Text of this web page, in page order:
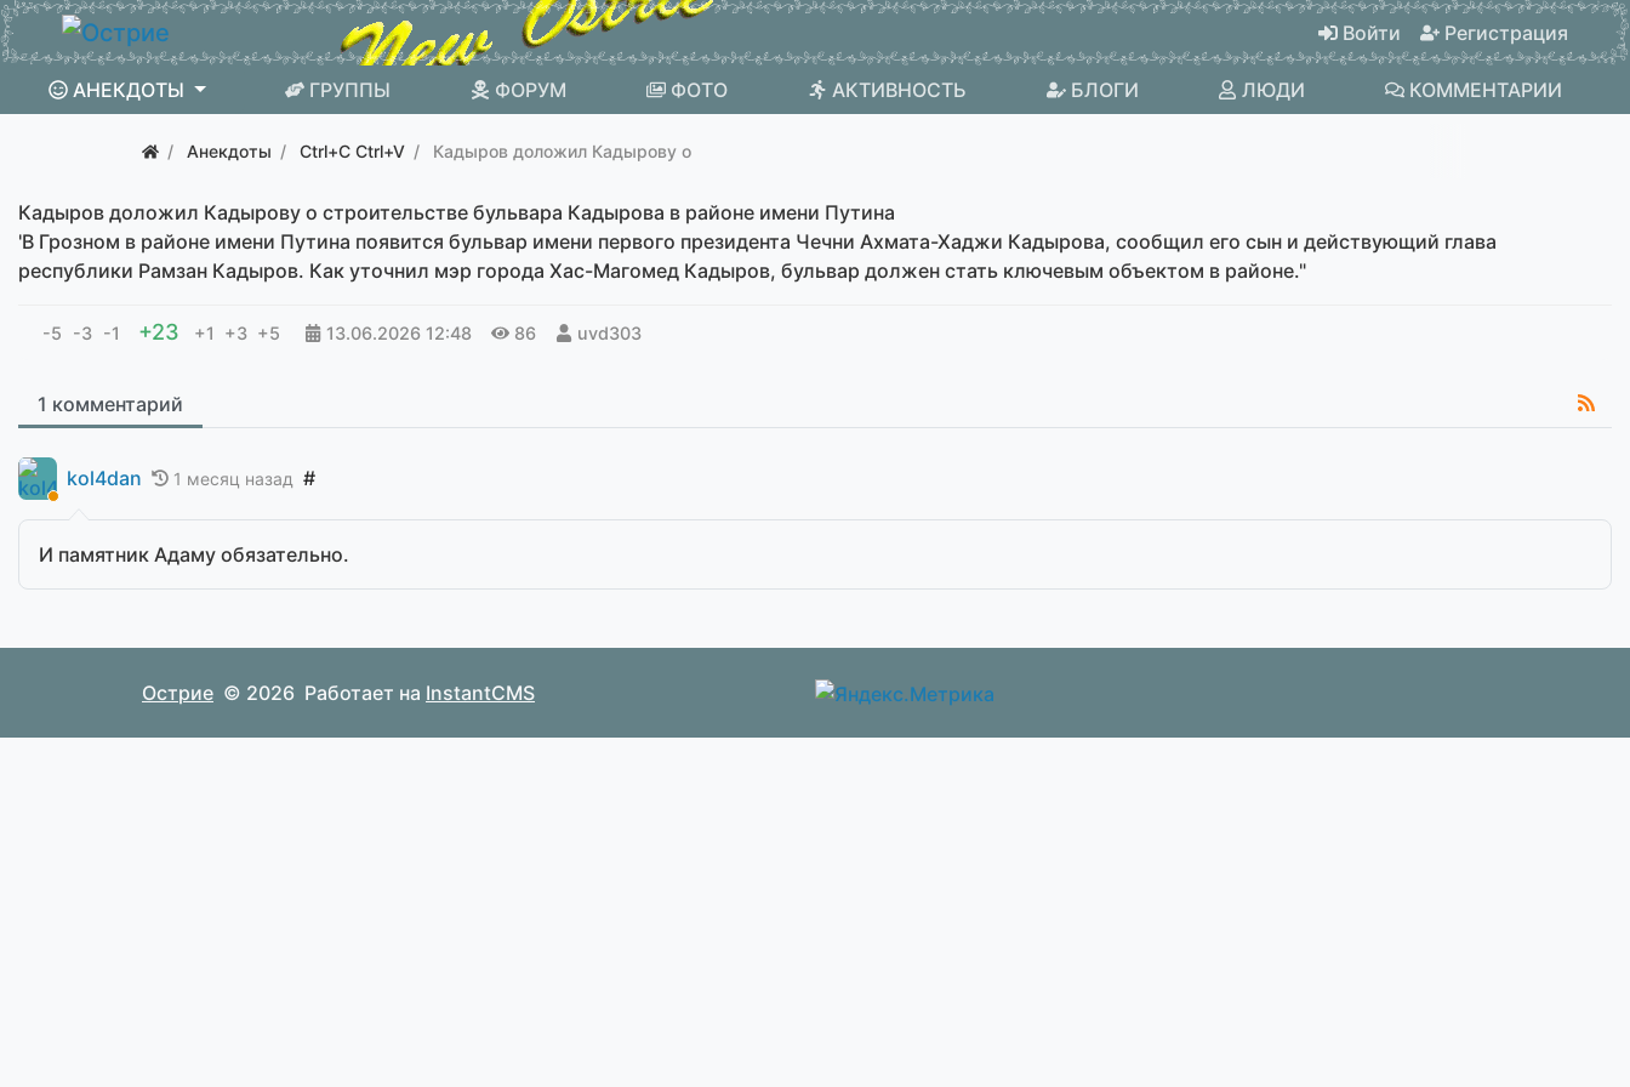
Войти Регистрация
АНЕКДОТЫ ГРУППЫ ФОРУМ ФОТО АКТИВНОСТЬ БЛОГИ ЛЮДИ КОММЕНТАРИИ
Анекдоты Ctrl+C Ctrl+V Кадыров доложил Кадырову о
Кадыров доложил Кадырову о строительстве бульвара Кадырова в районе имени Путина
'В Грозном в районе имени Путина появится бульвар имени первого президента Чечни Ахмата-Хаджи Кадырова, сообщил его сын и действующий глава
республики Рамзан Кадыров. Как уточнил мэр города Хас-Магомед Кадыров, бульвар должен стать ключевым объектом в районе."
-5 -3 -1 +23 +1 +3 +5 13.06.2026 12:48 86 uvd303
1 комментарий
kol4dan 1 месяц назад #
И памятник Адаму обязательно.
Острие © 2026 Работает на InstantCMS